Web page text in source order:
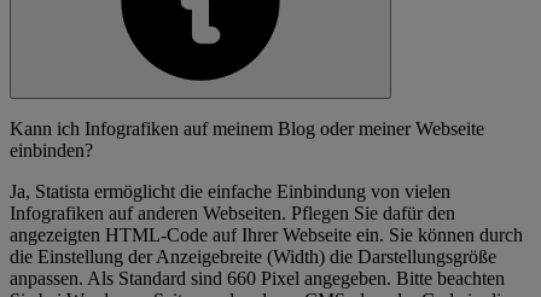
Kann ich Infografiken auf meinem Blog oder meiner Webseite
einbinden?
Ja, Statista ermöglicht die einfache Einbindung von vielen
Infografiken auf anderen Webseiten. Pflegen Sie dafür den
angezeigten HTML-Code auf Ihrer Webseite ein. Sie können durch
die Einstellung der Anzeigebreite (Width) die Darstellungsgröße
anpassen. Als Standard sind 660 Pixel angegeben. Bitte beachten